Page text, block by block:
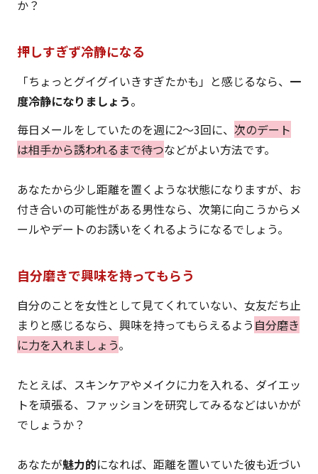
か？
押しすぎず冷静になる
「ちょっとグイグイいきすぎたかも」と感じるなら、 一
度冷静になりましょう。
毎日メールをしていたのを週に2〜3回に、 次のデート
は相手から誘われるまで待つなどがよい方法です。
あなたから少し距離を置くような状態になりますが、お
付き合いの可能性がある男性なら、次第に向こうからメ
ールやデートのお誘いをくれるようになるでしょう。
自分磨きで興味を持ってもらう
自分のことを女性として見てくれていない、女友だち止
まりと感じるなら、興味を持ってもらえるよう 自分磨き
に力を入れましょう。
たとえば、スキンケアやメイクに力を入れる、ダイエッ
トを頑張る、ファッションを研究してみるなどはいかが
でしょうか？
あなたが魅力的になれば、距離を置いていた彼も近づい